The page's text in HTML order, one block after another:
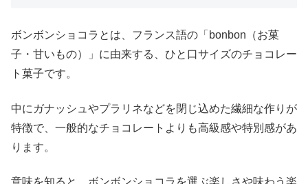
ボンボンショコラとは、フランス語の「bonbon（お菓
子・甘いもの）」に由来する、ひと口サイズのチョコレー
ト菓子です。
中にガナッシュやプラリネなどを閉じ込めた繊細な作りが
特徴で、一般的なチョコレートよりも高級感や特別感があ
ります。